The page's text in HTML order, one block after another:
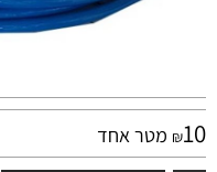
₪10 מטר אחד